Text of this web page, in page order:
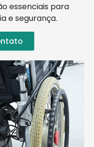
essenciais para
e segurança.